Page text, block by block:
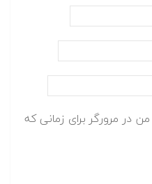
در مرورگر برای زمانی که